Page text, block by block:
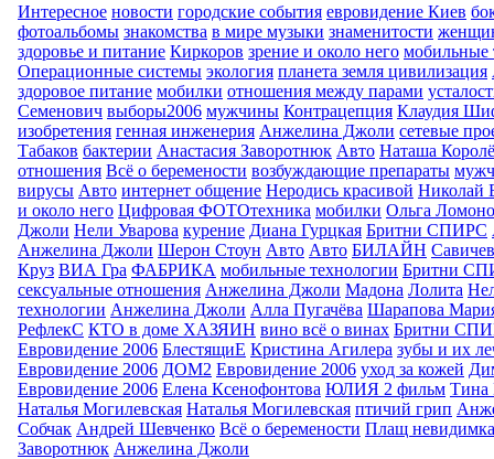
Интересное новости городские события евровидение Киев
фотоальбомы знакомства в мире музыки знаменитости
здоровье и питание Киркоров зрение и около него мобильные
Операционные системы экология планета земля цивилизация
здоровое питание мобилки отношения между парами
Семенович выборы2006 мужчины Контрацепция Клаудия
изобретения генная инженерия Анжелина Джоли сетевые
Табаков бактерии Анастасия Заворотнюк Авто Наташа
отношения Всё о беремености возбуждающие препараты
вирусы Авто интернет общение Неродись красивой Николай
и около него Цифровая ФОТОтехника мобилки Ольга
Джоли Нели Уварова курение Диана Гурцкая Бритни СПИРС
Анжелина Джоли Шерон Стоун Авто Авто БИЛАЙН
Круз ВИА Гра ФАБРИКА мобильные технологии Бритни
сексуальные отношения Анжелина Джоли Мадона Лолита
технологии Анжелина Джоли Алла Пугачёва Шарапова
РефлекС КТО в доме ХАЗЯИН вино всё о винах Бритни
Евровидение 2006 БлестящиЕ Кристина Агилера зубы и их
Евровидение 2006 ДОМ2 Евровидение 2006 уход за кожей
Евровидение 2006 Елена Ксенофонтова ЮЛИЯ 2 фильм Тина
Наталья Могилевская Наталья Могилевская птичий грип
Собчак Андрей Шевченко Всё о беремености Плащ невидимка
Заворотнюк Анжелина Джоли